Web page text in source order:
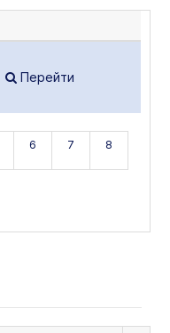
Перейти
6 7 8